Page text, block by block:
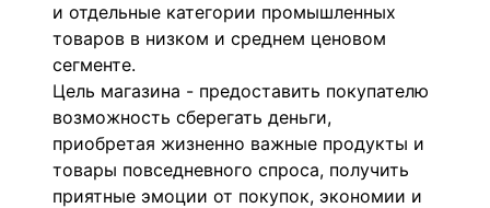
и отдельные категории промышленных
товаров в низком и среднем ценовом
сегменте.
Цель магазина - предоставить покупателю
возможность сберегать деньги,
приобретая жизненно важные продукты и
товары повседневного спроса, получить
приятные эмоции от покупок, экономии и